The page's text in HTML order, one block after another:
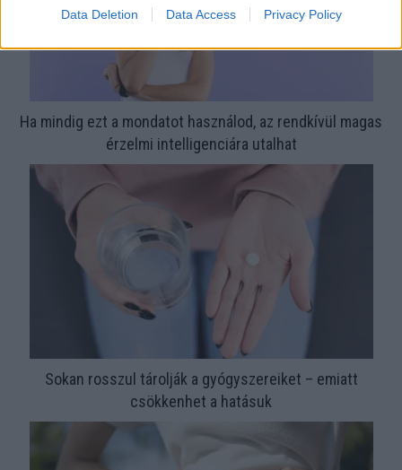
Data Deletion Data Access Privacy Policy
Ha mindig ezt a mondatot használod, az rendkívül magas
érzelmi intelligenciára utalhat
Sokan rosszul tárolják a gyógyszereiket – emiatt
csökkenhet a hatásuk